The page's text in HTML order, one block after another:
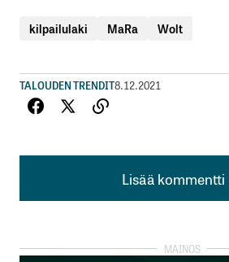
kilpailulaki MaRa Wolt
TALOUDEN TRENDIT8.12.2021
Lisää kommentti
Lisää kommentti